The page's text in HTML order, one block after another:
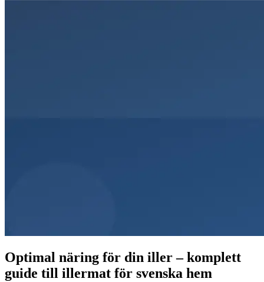
Optimal näring för din iller – komplett
guide till illermat för svenska hem